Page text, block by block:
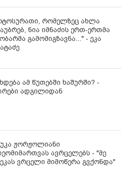
რომელზეც ახლა
ნია იმნაძის ერთ-ერთმა
გამომიგზავნა..." - ეკა
ამ წუთებში ხაშურში? -
ადგილიდან
ჟორჟოლიანი
ავრცელებს - "მე
ვრცელი მიმოწერა გვქონდა"